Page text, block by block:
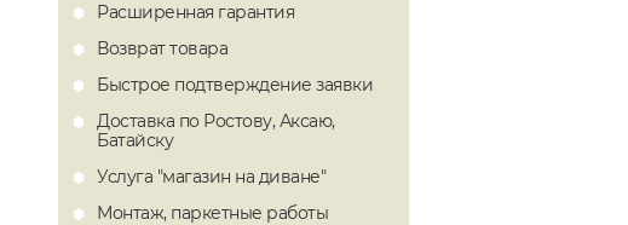
Расширенная гарантия
Возврат товара
Быстрое подтверждение заявки
Доставка по Ростову, Аксаю,
Батайску
Услуга "магазин на диване"
Монтаж, паркетные работы